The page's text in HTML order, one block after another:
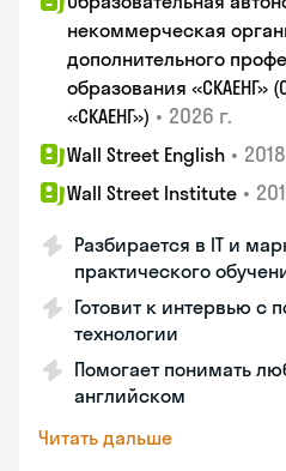
некоммерческая
дополнительного
образования «СКАЕНГ»
«СКАЕНГ») • 2026 г.
Wall Street English •
Wall Street Institute •
Разбирается в IT и
практического
Готовит к интервью с
технологии
Помогает понимать
английском
Читать дальше